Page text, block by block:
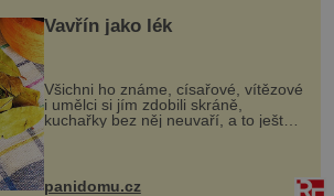
Vavřín jako lék
Všichni ho známe, císařové, vítězové
i umělci si jím zdobili skráně,
kuchařky bez něj neuvaří, a to ještě
nevíte, že bobkový list může výrazně
zmírnit některé naše neduhy.
Obsahuje v malém množství ně...
panidomu.cz